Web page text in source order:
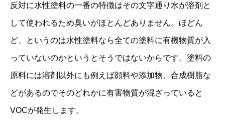
反対に水性塗料の一番の特徴はその文字通り水が溶剤と
して使われるため臭いがほとんどありません。ほどん
ど、というのは水性塗料なら全ての塗料に有機物質が入
っていないのかというとそうではないからです。塗料の
原料には溶剤以外にも例えば顔料や添加物、合成樹脂な
どがあるのでそのどれかに有害物質が混ざっていると
VOCが発生します。